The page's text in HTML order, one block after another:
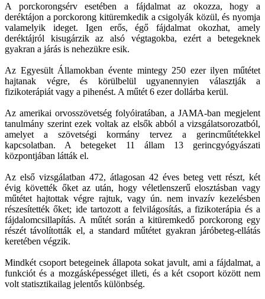
A porckorongsérv esetében a fájdalmat az okozza, hogy a
deréktájon a porckorong kitüremkedik a csigolyák közül, és nyomja
valamelyik ideget. Igen erős, égő fájdalmat okozhat, amely
deréktájról kisugárzik az alsó végtagokba, ezért a betegeknek
gyakran a járás is nehezükre esik.
Az Egyesült Államokban évente mintegy 250 ezer ilyen műtétet
hajtanak végre, és körülbelül ugyanennyien választják a
fizikoterápiát vagy a pihenést. A műtét 6 ezer dollárba kerül.
Az amerikai orvosszövetség folyóiratában, a JAMA-ban megjelent
tanulmány szerint ezek voltak az elsők abból a vizsgálatsorozatból,
amelyet a szövetségi kormány tervez a gerincműtétekkel
kapcsolatban. A betegeket 11 állam 13 gerincgyógyászati
központjában látták el.
Az első vizsgálatban 472, átlagosan 42 éves beteg vett részt, két
évig követték őket az után, hogy véletlenszerű elosztásban vagy
műtétet hajtottak végre rajtuk, vagy ún. nem invazív kezelésben
részesítették őket; ide tartozott a felvilágosítás, a fizikoterápia és a
fájdalomcsillapítás. A műtét során a kitüremkedő porckorong egy
részét távolították el, a standard műtétet gyakran járóbeteg-ellátás
keretében végzik.
Mindkét csoport betegeinek állapota sokat javult, ami a fájdalmat, a
funkciót és a mozgásképességet illeti, és a két csoport között nem
volt statisztikailag jelentős különbség.